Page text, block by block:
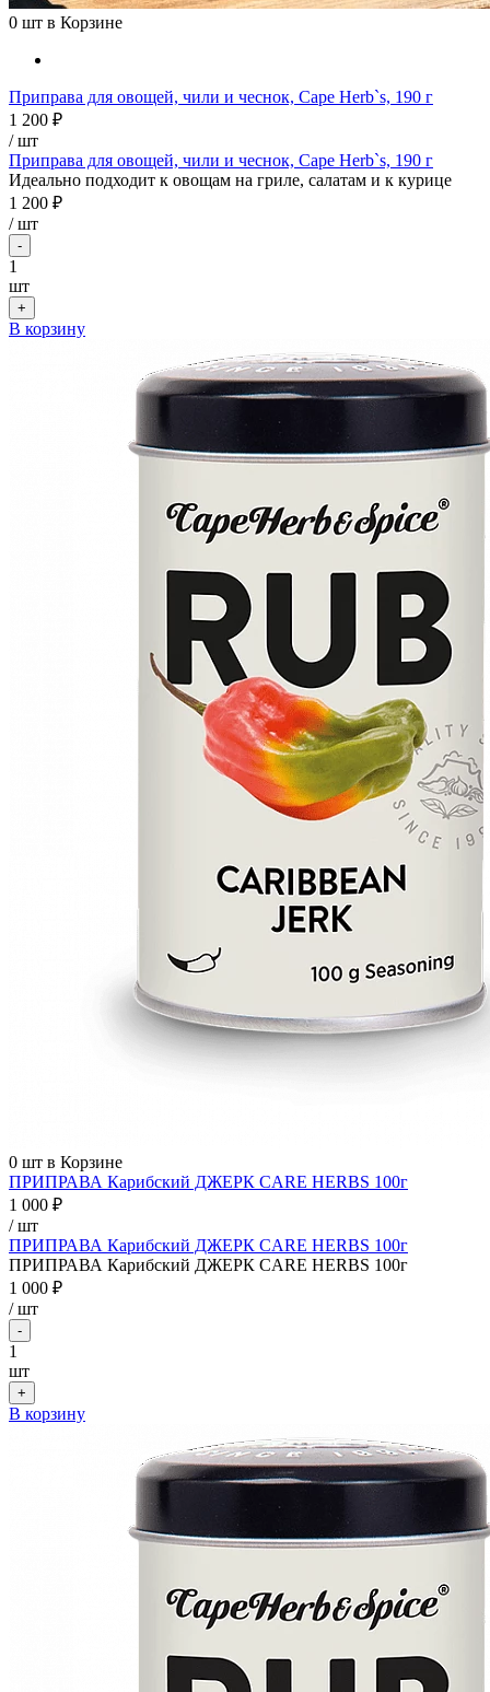
0 шт в Корзине
Приправа для овощей, чили и чеснок, Cape Herb`s, 190 г
1 200 ₽
/ шт
Приправа для овощей, чили и чеснок, Cape Herb`s, 190 г
Идеально подходит к овощам на гриле, салатам и к курице
1 200 ₽
/шт
-
1
шт
+
В корзину
0 шт в Корзине
ПРИПРАВА Карибский ДЖЕРК CARE HERBS 100г
1 000 ₽
/ шт
ПРИПРАВА Карибский ДЖЕРК CARE HERBS 100г
ПРИПРАВА Карибский ДЖЕРК CARE HERBS 100г
1 000 ₽
/шт
-
1
шт
+
В корзину